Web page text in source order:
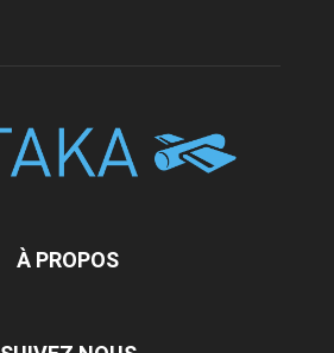
À PROPOS